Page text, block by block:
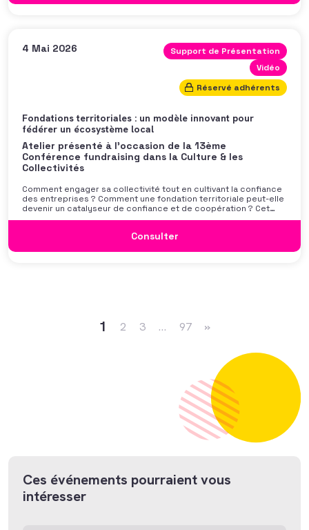
4 Mai 2026
Support de Présentation
Vidéo
Réservé adhérents
Fondations territoriales : un modèle innovant pour
fédérer un écosystème local
Atelier présenté à l'occasion de la 13ème
Conférence fundraising dans la Culture & les
Collectivités
Comment engager sa collectivité tout en cultivant la confiance
des entreprises ? Comment une fondation territoriale peut-elle
devenir un catalyseur de confiance et de coopération ? Cet
atelier propose de décrypter ce modèle émergent, qui permet
d’actions sociales créatrices de valeur pour le territoire.
Consulter
1 2 3 … 97 »
Ces événements pourraient vous
intéresser